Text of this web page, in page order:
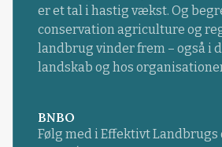
er et tal i hastig vækst. Og
conservation agriculture og
landbrug vinder frem – også i
landskab og hos
BNBO
Følg med i Effektivt